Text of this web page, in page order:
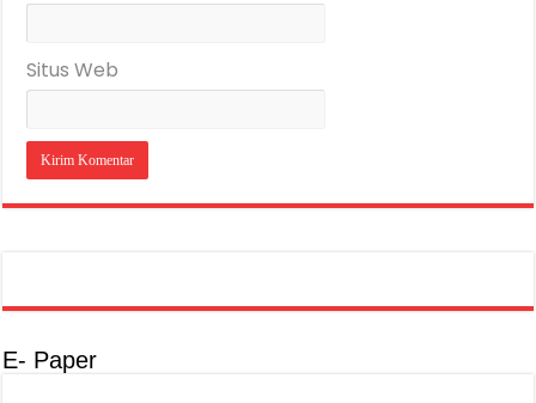
Situs Web
E- Paper